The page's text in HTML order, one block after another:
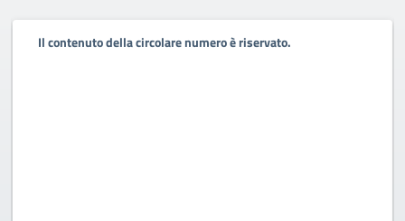
Il contenuto della circolare numero è riservato.